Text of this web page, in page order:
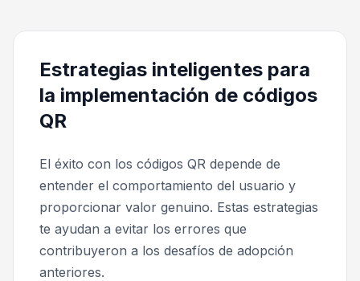
Estrategias inteligentes para
la implementación de códigos
QR
El éxito con los códigos QR depende de
entender el comportamiento del usuario y
proporcionar valor genuino. Estas estrategias
te ayudan a evitar los errores que
contribuyeron a los desafíos de adopción
anteriores.